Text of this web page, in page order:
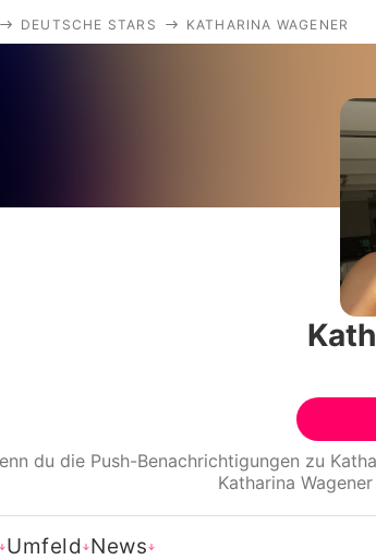
Alle
DEUTSCHE STARS KATHARINA WAGENER
du die Push-Benachrichtigungen zu
Katharina Wagener
Umfeld News